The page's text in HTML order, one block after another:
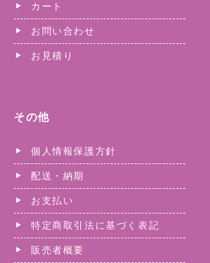
カート
お問い合わせ
お見積り
その他
個人情報保護方針
配送・納期
お支払い
特定商取引法に基づく表記
販売者概要